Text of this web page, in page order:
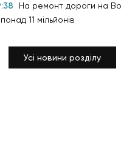
На ремонт дороги на
11 мільйонів
Усі новини розділу